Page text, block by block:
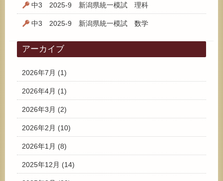
中3 2025-9 新潟県統一模試 理科
中3 2025-9 新潟県統一模試 数学
アーカイブ
2026年7月 (1)
2026年4月 (1)
2026年3月 (2)
2026年2月 (10)
2026年1月 (8)
2025年12月 (14)